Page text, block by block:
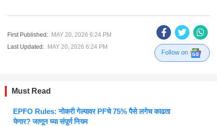
First Published: MAY 20, 2026 6:24 PM
Last Updated: MAY 20, 2026 6:24 PM
Follow on
Must Read
EPFO Rules: नोकरी गेल्यावर PFचे 75% पैसे लगेच काढता
येणार? जाणून घ्या संपूर्ण नियम